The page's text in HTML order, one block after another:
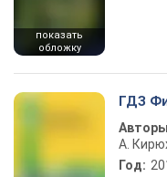
показать
обложку
ГДЗ
А.
Год: